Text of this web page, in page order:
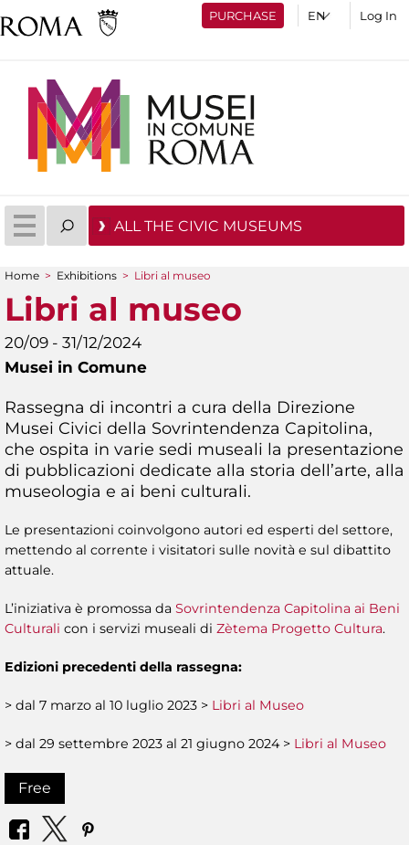
PURCHASE Log In
ALL THE CIVIC MUSEUMS
You are here
Home > Exhibitions > Libri al museo
Libri al museo
20/09 - 31/12/2024
Musei in Comune
Rassegna di incontri a cura della Direzione
Musei Civici della Sovrintendenza Capitolina,
che ospita in varie sedi museali la presentazione
di pubblicazioni dedicate alla storia dell’arte, alla
museologia e ai beni culturali.
Le presentazioni coinvolgono autori ed esperti del settore,
mettendo al corrente i visitatori sulle novità e sul dibattito
attuale.
L’iniziativa è promossa da Sovrintendenza Capitolina ai Beni
Culturali con i servizi museali di Zètema Progetto Cultura.
Edizioni precedenti della rassegna:
> dal 7 marzo al 10 luglio 2023 > Libri al Museo
> dal 29 settembre 2023 al 21 giugno 2024 > Libri al Museo
Free